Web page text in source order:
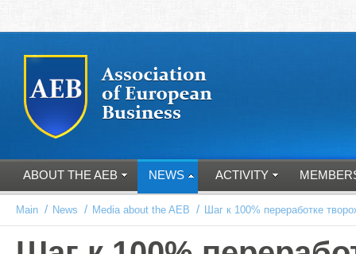
ABOUT THE AEB NEWS ACTIVITY
Main / News / Media about the AEB / Шаг к 100% переработке